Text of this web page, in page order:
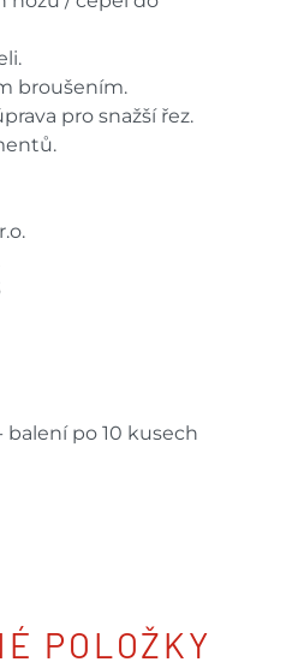
broušením.
pro snažší řez.
balení po 10 kusech
POLOŽKY